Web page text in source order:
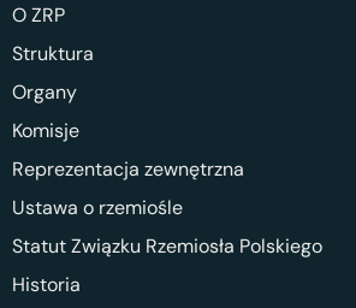
O ZRP
Struktura
Organy
Komisje
Reprezentacja zewnętrzna
Ustawa o rzemiośle
Statut Związku Rzemiosła Polskiego
Historia